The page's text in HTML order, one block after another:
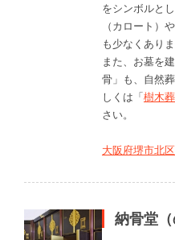
をシンボルと
（カロート）
も少なくありま
また、お墓を
骨」も、自然
しくは「樹木
さい。
大阪府堺市北
納骨堂（